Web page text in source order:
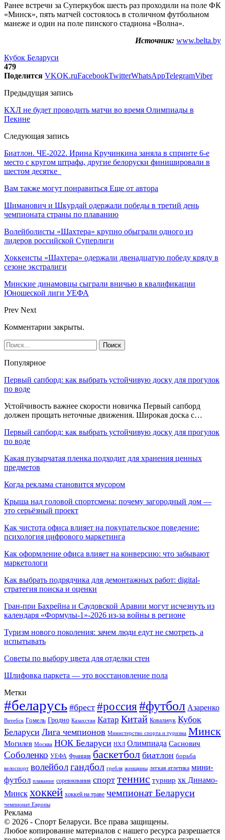
Ранее встречи за Суперкубок шесть раз проходили на поле ФК
«Минск», пять матчей состоялось в столичном футбольном
манеже и один на поле пинского стадиона «Волна».
Источник: www.belta.by
Кубок Беларуси
479
Поделится VKOK.ruFacebookTwitterWhatsAppTelegramViber
Предыдущая запись
КХЛ не будет проводить матчи во время Олимпиады в
Пекине
Следующая запись
Биатлон. ЧЕ-2022. Ирина Кручинкина заняла в спринте 6-е
место с кругом штрафа, другие белоруски финишировали в
шестом десятке
Вам также могут понравиться Еще от автора
Шиманович и Шкурдай одержали победы в третий день
чемпионата страны по плаванию
Волейболисты «Шахтера» крупно обыграли одного из
лидеров российской Суперлиги
Хоккеисты «Шахтера» одержали двенадцатую победу кряду в
сезоне экстралиги
Минские динамовцы сыграли вничью в квалификации
Юношеской лиги УЕФА
Prev Next
Комментарии закрыты.
Популярное
Первый сапборд: как выбрать устойчивую доску для прогулок
по воде
Устойчивость важнее скорости новичка Первый сапборд
должен прощать неточные движения. Широкая доска с…
Первый сапборд: как выбрать устойчивую доску для прогулок
по воде
Какая пузырчатая пленка подходит для хранения ценных
предметов
Когда реклама становится мусором
Крыша над головой спортсмена: почему загородный дом —
это серьёзный проект
Как чистота офиса влияет на покупательское поведение:
психология цифрового маркетинга
Как оформление офиса влияет на конверсию: что забывают
маркетологи
Как выбрать подрядчика для демонтажных работ: digital-
стратегия поиска и оценки
Гран-при Бахрейна и Саудовской Аравии могут исчезнуть из
календаря «Формулы-1»-2026 из-за войны в регионе
Туризм нового поколения: зачем люди едут не смотреть, а
испытывать
Советы по выбору цвета для отделки стен
Шлифовка паркета — это восстановление пола
Метки
#беларусь #брест #россия#футбол Азаренко
Витебск Гомель Гродно Казахстан Катар Китай Ковальчук Кубок
Беларуси Лига чемпионов Министерство спорта и туризма Минск
Могилев Москва НОК Беларуси НХЛ Олимпиада Саснович
Соболенко УЕФА Франция баскетбол биатлон борьба
велоспорт волейболгандбол гребля женщины легкая атлетика мини-
футбол плавание соревнования спорт теннис турнир хк Динамо-
Минск хоккей хоккей на траве чемпионат Беларуси
чемпионат Европы
Реклама
© 2026 - Спорт Беларуси. Все права защищены.
Любое копирование материалов с нашего ресурса разрешается